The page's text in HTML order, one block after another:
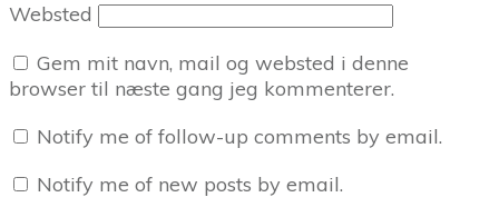
Websted
Gem mit navn, mail og websted i denne
browser til næste gang jeg kommenterer.
Notify me of follow-up comments by email.
Notify me of new posts by email.